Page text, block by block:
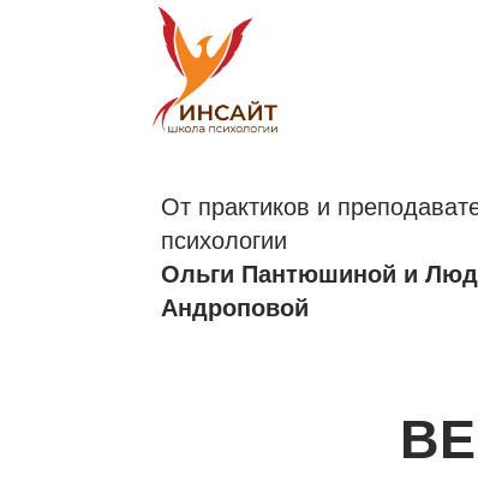
психологии
Ольги Пантюшиной и Людмилы
Андроповой